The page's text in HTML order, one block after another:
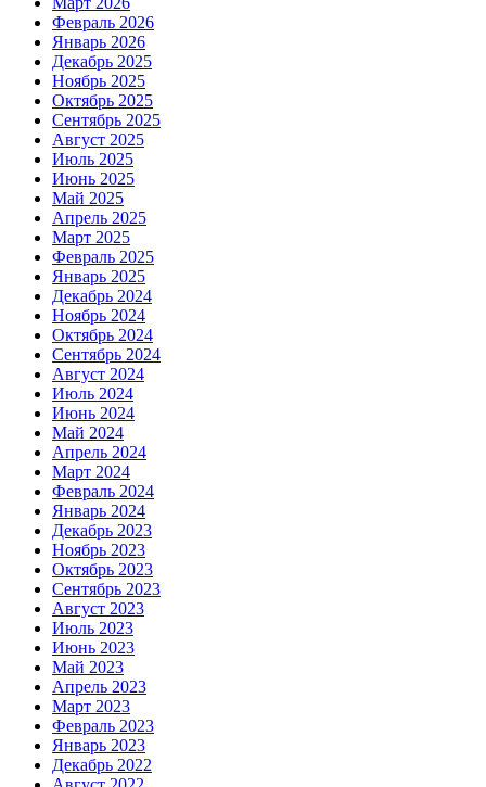
Февраль 2026
Январь 2026
Декабрь 2025
Ноябрь 2025
Октябрь 2025
Сентябрь 2025
Август 2025
Июль 2025
Июнь 2025
Май 2025
Апрель 2025
Март 2025
Февраль 2025
Январь 2025
Декабрь 2024
Ноябрь 2024
Октябрь 2024
Сентябрь 2024
Август 2024
Июль 2024
Июнь 2024
Май 2024
Апрель 2024
Март 2024
Февраль 2024
Январь 2024
Декабрь 2023
Ноябрь 2023
Октябрь 2023
Сентябрь 2023
Август 2023
Июль 2023
Июнь 2023
Май 2023
Апрель 2023
Март 2023
Февраль 2023
Январь 2023
Декабрь 2022